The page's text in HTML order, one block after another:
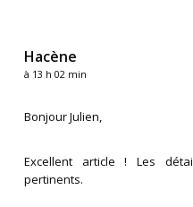
Hacène
à 13 h 02 min
Bonjour Julien,
Excellent article ! Les
pertinents.